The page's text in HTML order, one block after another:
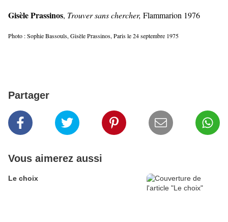
Gisèle Prassinos, Trouver sans chercher, Flammarion 1976
Photo : Sophie Bassouls, Gisèle Prassinos, Paris le 24 septembre 1975
Partager
Vous aimerez aussi
Le choix